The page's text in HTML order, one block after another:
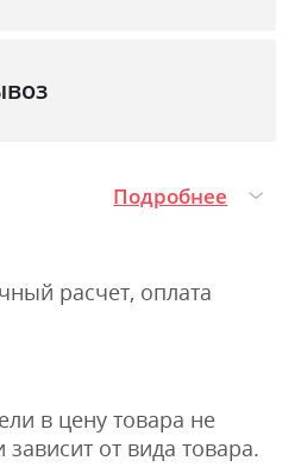
Подробнее
расчет, оплата
в цену товара не
от вида товара.